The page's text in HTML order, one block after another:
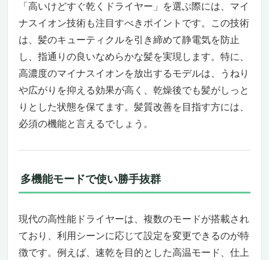
高品質な設計と安心の耐久性
あなたの髪に最高の価値を
パナソニック ヘアドライヤー ナノケア EH-
NA2K-W：美しさを引き出す、革新的な速乾テ
クノロジー
すぐに乾く高性能ドライヤーで効率的な美髪
ケア
群
高いけどすぐ乾く良いドライヤーを探している
あなたへ
ファの最新モデル
世界的モーターメーカーと共同開発したパワ
フルなHPDモーター
「高いけどすぐ乾くドライヤー」を選ぶ際には、マイ
ナスイオン技術も注目すべきポイントです。この技術
は、髪のキューティクルを引き締めて静電気を防止
し、指通りの良いなめらかな髪を実現します。特に、
高濃度のマイナスイオンを放出するモデルは、うねり
や広がりを抑える効果が高く、乾燥後でも髪がしっと
りとした状態を保てます。髪質改善を目指す方には、
必須の機能と言えるでしょう。
多機能モードで使い勝手抜群
現代の高性能ドライヤーは、複数のモードが搭載され
ており、利用シーンに応じて設定を変更できるのが特
徴です。例えば、速乾を目的とした高温モード、仕上